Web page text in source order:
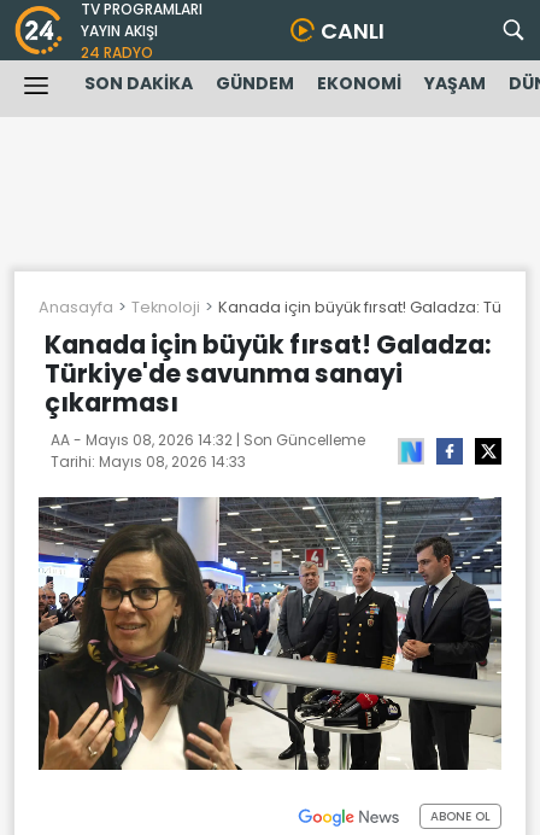
TV PROGRAMLARI
YAYIN AKIŞI
24 RADYO
CANLI
SON DAKİKA GÜNDEM EKONOMİ YAŞAM
Anasayfa Teknoloji Kanada için büyük fırsat! Galadza:
Kanada için büyük fırsat! Galadza:
Türkiye'de savunma sanayi
çıkarması
AA - Mayıs 08, 2026 14:32 | Son Güncelleme
Tarihi: Mayıs 08, 2026 14:33
ABONE OL